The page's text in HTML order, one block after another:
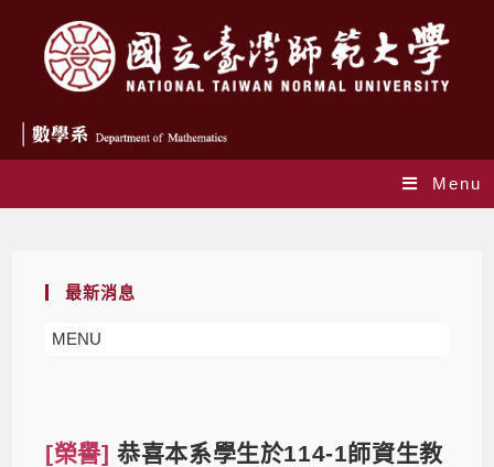
Menu
最新消息
MENU
[榮譽]恭喜本系學生於114-1師資生教